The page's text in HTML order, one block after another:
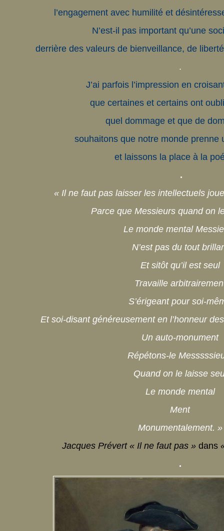
l’engagement avec humilité et
N’est-il pas important qu’une
derrière des valeurs de bienveillance, de
.
J’ai parfois l’impression en
que certaines et certains ont
quel dommage et que de
souhaitons que notre monde prenne
et laissons la place à la
.
« Il ne faut pas laisser les intellectuels
Parce que Messieurs quand on
Le monde mental
N’est pas du tout
Et sitôt qu’il est seul
Travaille
S’érigeant pour soi-
Et soi-disant généreusement en l’honneur
Un auto-monument
Répétons-le
Quand on le laisse
Le monde mental
Ment
Monumentalement. »
Jacques Prévert « Il ne faut pas » dans
.